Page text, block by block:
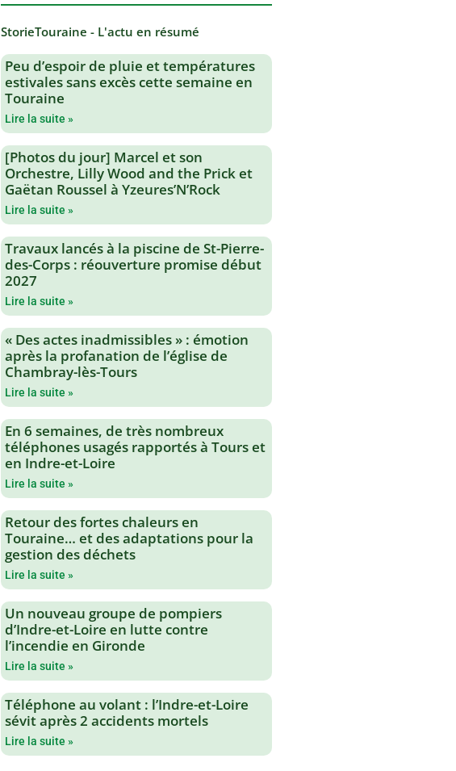
StorieTouraine - L'actu en résumé
Peu d’espoir de pluie et températures
estivales sans excès cette semaine en
Touraine
Lire la suite »
[Photos du jour] Marcel et son
Orchestre, Lilly Wood and the Prick et
Gaëtan Roussel à Yzeures’N’Rock
Lire la suite »
Travaux lancés à la piscine de St-Pierre-
des-Corps : réouverture promise début
2027
Lire la suite »
« Des actes inadmissibles » : émotion
après la profanation de l’église de
Chambray-lès-Tours
Lire la suite »
En 6 semaines, de très nombreux
téléphones usagés rapportés à Tours et
en Indre-et-Loire
Lire la suite »
Retour des fortes chaleurs en
Touraine… et des adaptations pour la
gestion des déchets
Lire la suite »
Un nouveau groupe de pompiers
d’Indre-et-Loire en lutte contre
l’incendie en Gironde
Lire la suite »
Téléphone au volant : l’Indre-et-Loire
sévit après 2 accidents mortels
Lire la suite »